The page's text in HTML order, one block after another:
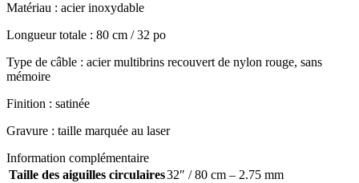
Matériau : acier inoxydable
Longueur totale : 80 cm / 32 po
Type de câble : acier multibrins recouvert de nylon rouge, sans
mémoire
Finition : satinée
Gravure : taille marquée au laser
Information complémentaire
Taille des aiguilles circulaires32″ / 80 cm – 2.75 mm